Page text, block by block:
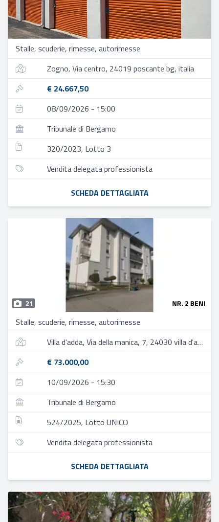
Stalle, scuderie, rimesse, autorimesse
Zogno, Via centro, 24019 poscante bg, italia
€ 24.667,50
08/09/2026 - 15:00
Tribunale di Bergamo
320/2023, Lotto 3
Vendita delegata professionista
SCHEDA DETTAGLIATA
21 NR. 2 BENI
Stalle, scuderie, rimesse, autorimesse
Villa d'adda, Via della manica, 7, 24030 villa d'adda bg, italia
€ 73.000,00
10/09/2026 - 15:30
Tribunale di Bergamo
524/2025, Lotto UNICO
Vendita delegata professionista
SCHEDA DETTAGLIATA